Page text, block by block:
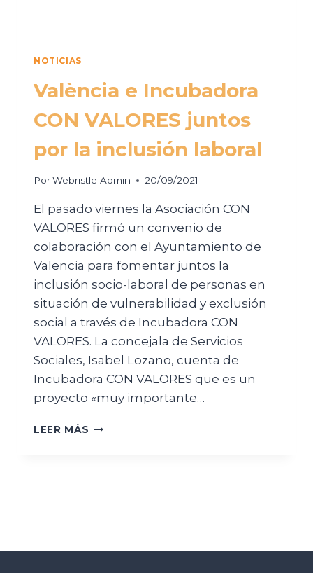
NOTICIAS
València e Incubadora
CON VALORES juntos
por la inclusión laboral
PorWebristle Admin 20/09/2021
El pasado viernes la Asociación CON
VALORES firmó un convenio de
colaboración con el Ayuntamiento de
Valencia para fomentar juntos la
inclusión socio-laboral de personas en
situación de vulnerabilidad y exclusión
social a través de Incubadora CON
VALORES. La concejala de Servicios
Sociales, Isabel Lozano, cuenta de
Incubadora CON VALORES que es un
proyecto «muy importante…
LEER MÁS